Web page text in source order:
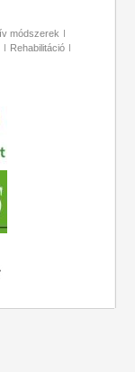
módszerek
Rehabilitáció